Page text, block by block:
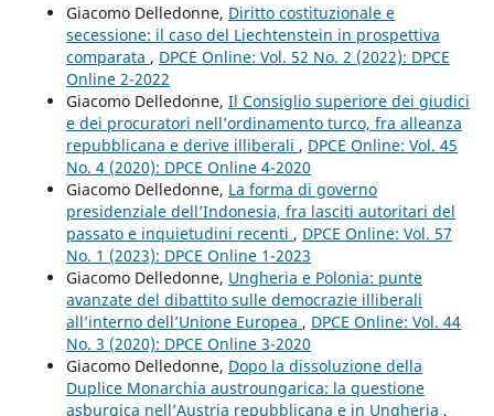
Giacomo Delledonne, Diritto costituzionale e
secessione: il caso del Liechtenstein in prospettiva
comparata , DPCE Online: Vol. 52 No. 2 (2022): DPCE
Online 2-2022
Giacomo Delledonne, Il Consiglio superiore dei giudici
e dei procuratori nell’ordinamento turco, fra alleanza
repubblicana e derive illiberali , DPCE Online: Vol. 45
No. 4 (2020): DPCE Online 4-2020
Giacomo Delledonne, La forma di governo
presidenziale dell’Indonesia, fra lasciti autoritari del
passato e inquietudini recenti , DPCE Online: Vol. 57
No. 1 (2023): DPCE Online 1-2023
Giacomo Delledonne, Ungheria e Polonia: punte
avanzate del dibattito sulle democrazie illiberali
all’interno dell’Unione Europea , DPCE Online: Vol. 44
No. 3 (2020): DPCE Online 3-2020
Giacomo Delledonne, Dopo la dissoluzione della
Duplice Monarchia austroungarica: la questione
asburgica nell’Austria repubblicana e in Ungheria ,